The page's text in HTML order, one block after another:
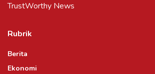
TrustWorthy News
Rubrik
Berita
Ekonomi